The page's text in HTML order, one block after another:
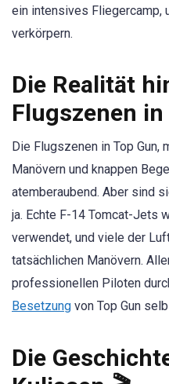
ein intensives Fliegercamp,
verkörpern.
Die Realität
Flugszenen
Die Flugszenen in Top
Manövern und knappen
atemberaubend. Aber sind
ja. Echte F-14 Tomcat-Jets
verwendet, und viele der
tatsächlichen Manövern.
professionellen Piloten
Besetzung von Top Gun
Die